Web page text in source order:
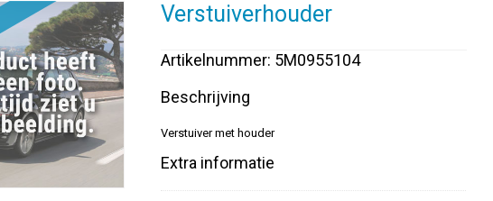
Verstuiverhouder
Artikelnummer: 5M0955104
Beschrijving
Verstuiver met houder
Extra informatie